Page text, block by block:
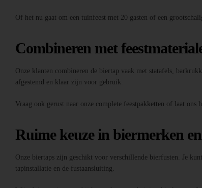
Of het nu gaat om een tuinfeest met 20 gasten of een
Combineren met
Onze klanten combineren de biertap vaak met statafels,
afgestemd en klaar zijn voor gebruik.
Vraag ook gerust naar onze complete feestpakketten of laat
Ruime keuze in biermerken
Onze biertaps zijn geschikt voor verschillende bierfusten. Je
tapinstallatie en de fustaansluiting.